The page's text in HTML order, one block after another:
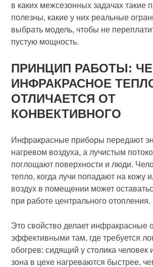
в каких межсезонных задачах такие
полезны, какие у них реальные
выбрать модель, чтобы не
пустую мощность.
ПРИНЦИП РАБОТЫ:
ИНФРАКРАСНОЕ
ОТЛИЧАЕТСЯ ОТ
КОНВЕКТИВНОГО
Инфракрасные приборы передают
нагревом воздуха, а лучистым
поглощают поверхности и люди.
тепло, когда лучи попадают на кожу
воздух в помещении может
при работе центрального отопления.
Это свойство делает инфракрасные
эффективными там, где требуется
обогрев: сидящий у столика человек
зона в цехе нагреваются быстрее,